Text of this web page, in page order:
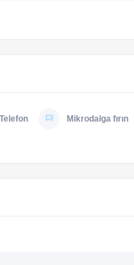
Telefon Mikrodalga fırın